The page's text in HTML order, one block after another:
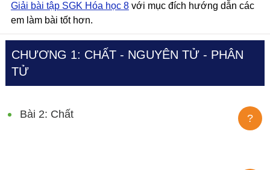
Giải bài tập SGK Hóa học 8với mục đích hướng dẫn các
em làm bài tốt hơn.
CHƯƠNG 1: CHẤT - NGUYÊN TỬ - PHÂN
TỬ
Bài 2: Chất ?